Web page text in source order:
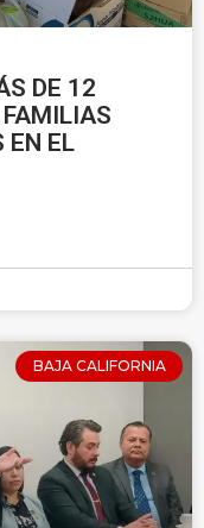
DE 12
EN EL
BAJA CALIFORNIA